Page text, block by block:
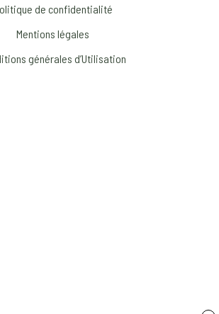
de confidentialité
Mentions légales
générales d’Utilisation